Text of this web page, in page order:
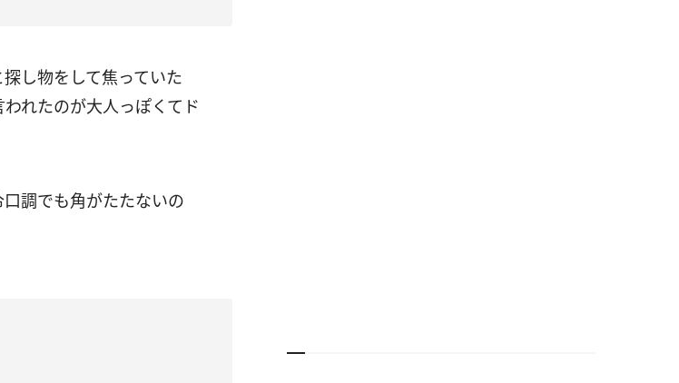
し物をして焦っていた
れたのが大人っぽくてド
調でも角がたたないの